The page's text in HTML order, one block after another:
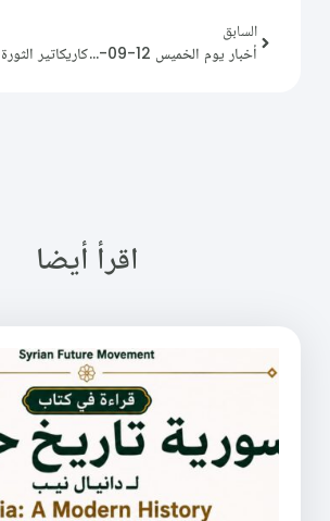
السابق
أخبار يوم الخميس 12-09-2024.
اقرأ أيضا